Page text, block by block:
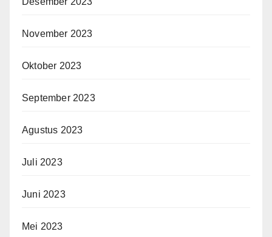
November 2023
Oktober 2023
September 2023
Agustus 2023
Juli 2023
Juni 2023
Mei 2023